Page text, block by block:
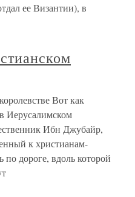
ее Византии), в
Вот как
Иерусалимском
Ибн Джубайр,
к христианам-
дороге, вдоль которой